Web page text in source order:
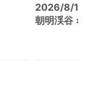
2026/8/
朝明渓谷 ×